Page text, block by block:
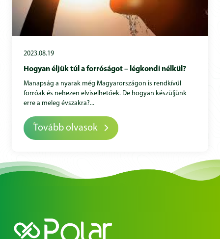
2023.08.19
Hogyan éljük túl a forróságot – légkondi nélkül?
Manapság a nyarak még Magyarországon is rendkívül
forróak és nehezen elviselhetőek. De hogyan készüljünk
erre a meleg évszakra?...
Tovább olvasok